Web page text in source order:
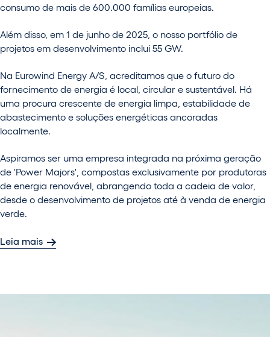
consumo de mais de 600.000 famílias europeias.
Além disso, em 1 de junho de 2025, o nosso portfólio de
projetos em desenvolvimento inclui 55 GW.
Na Eurowind Energy A/S, acreditamos que o futuro do
fornecimento de energia é local, circular e sustentável. Há
uma procura crescente de energia limpa, estabilidade de
abastecimento e soluções energéticas ancoradas
localmente.
Aspiramos ser uma empresa integrada na próxima geração
de 'Power Majors', compostas exclusivamente por produtoras
de energia renovável, abrangendo toda a cadeia de valor,
desde o desenvolvimento de projetos até à venda de energia
verde.
Leia mais